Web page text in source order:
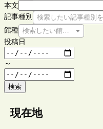
本文
記事種別
検索したい記事種別
館種 検索したい館種を選択して
投稿日
～
検索
現在地